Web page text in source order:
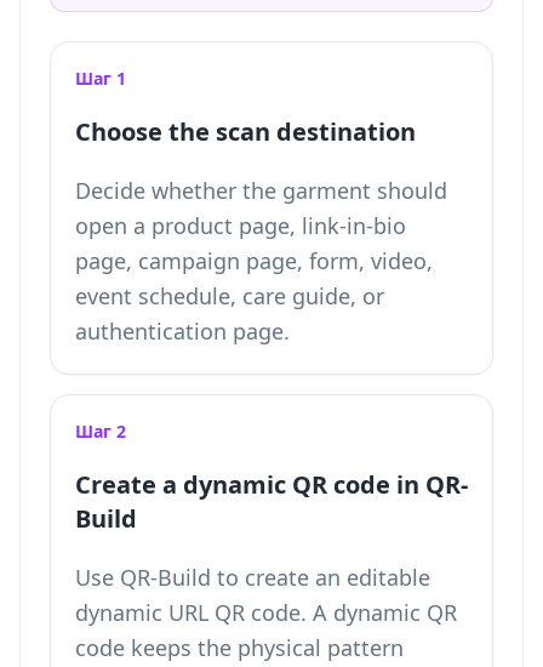
Шаг 1
Choose the scan destination
Decide whether the garment should
open a product page, link-in-bio
page, campaign page, form, video,
event schedule, care guide, or
authentication page.
Шаг 2
Create a dynamic QR code in QR-
Build
Use QR-Build to create an editable
dynamic URL QR code. A dynamic QR
code keeps the physical pattern